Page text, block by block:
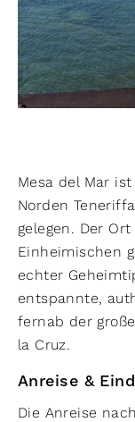
Mesa del Mar
Norden
gelegen. Der
Einheimischen
echter
entspannte,
fernab der
la Cruz.
Anreise &
Die Anreise